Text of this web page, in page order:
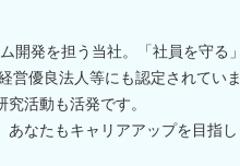
開発を担う当社。「社員を守る」
営優良法人等にも認定されていま
活動も活発です。
なたもキャリアアップを目指し